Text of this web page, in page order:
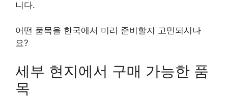
니다.
어떤 품목을 한국에서 미리 준비할지 고민되시나
요?
세부 현지에서 구매 가능한 품
목